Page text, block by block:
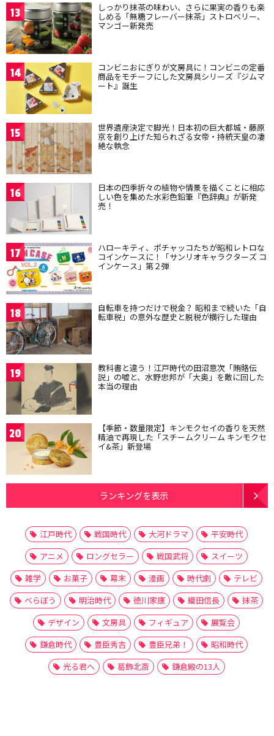
13 しっかり抹茶の味わい、さらに果実の香りも楽
しめる「無糖フレーバー抹茶」ストロベリー、
マンゴー新発売
14 コンビニおにぎりが文房具に！コンビニの定番
商品をモチーフにした文房具シリーズ『ジムマ
ート』誕生
15 世界遺産決定で脚光！日本初の巨大都城・藤原
京を創り上げた知られざる女帝・持統天皇の凄
絶な執念
16 日本の四季折々の植物や情景を描くことに相応
しい色を集めた水彩色鉛筆『色辞典』が新発
売！
17 ハローキティ、ポチャッコたちが昭和レトロな
コインケースに！「サンリオキャラクターズ コ
インケース」第２弾
18 自転車を持つだけで税金？ 昭和まで続いた「自
転車税」の意外な歴史と脱税が横行した理由
19 教科書と違う！江戸時代の田沼意次「賄賂伝
説」の嘘と、水野忠邦が「大奥」を敵に回した
本当の理由
20 【季節・数量限定】キンモクセイの香りを天然
精油で再現した「スチームクリーム キンモクセ
イ&茶」新登場
ランキングを表示
江戸時代 戦国時代 大河ドラマ
平安時代
アニメ
ロングセラー 戦国武将
スイーツ
雑学
お菓子 幕末 漫画 時代劇
テレビ
べらぼう
明治時代 徳川家康 織田信長
抹茶
デザイン
文房具 フィギュア
展覧会
鎌倉時代
豊臣秀吉 豊臣兄弟！
昭和時代
光る君へ
葛飾北斎 鎌倉殿の13人